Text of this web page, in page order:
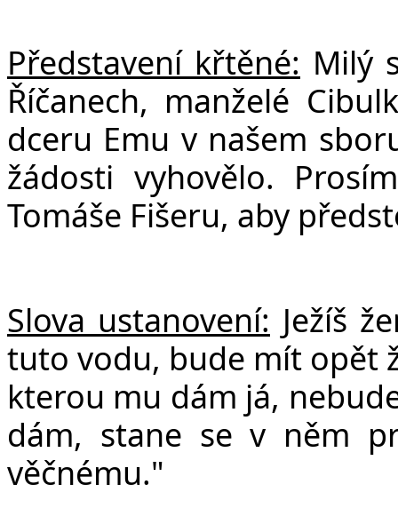
Představení křtěné: Milý
Říčanech, manželé
dceru Emu v našem
žádosti vyhovělo.
Tomáše Fišeru, aby
Slova ustanovení: Ježíš
tuto vodu, bude mít opět
kterou mu dám já,
dám, stane se v něm
věčnému."